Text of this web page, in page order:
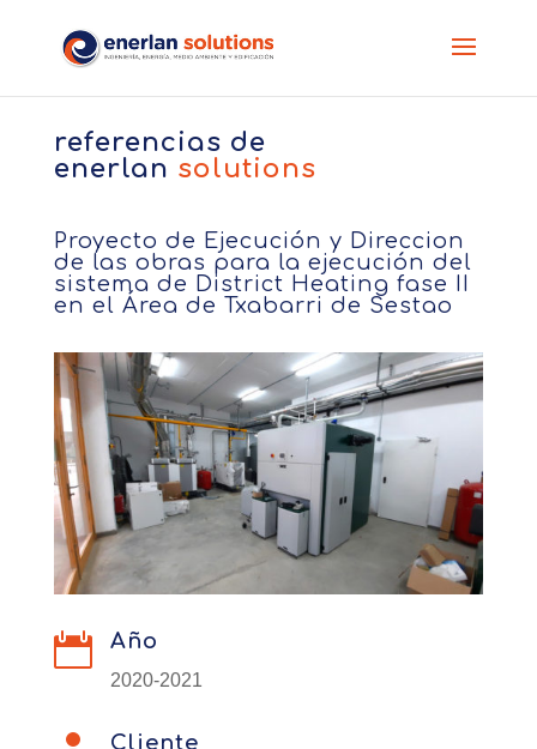
referencias de
enerlan solutions
Proyecto de Ejecución y Direccion
de las obras para la ejecución del
sistema de District Heating fase II
en el Área de Txabarri de Sestao
 Año
2020-2021
Cliente